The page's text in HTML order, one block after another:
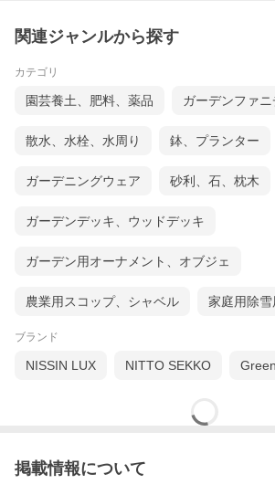
関連ジャンルから探す
カテゴリ
園芸養土、肥料、薬品 ガーデンファニ
散水、水栓、水周り 鉢、プランター
ガーデニングウェア 砂利、石、枕木
ガーデンデッキ、ウッドデッキ
ガーデン用オーナメント、オブジェ
農業用スコップ、シャベル 家庭用除雪
ブランド
NISSIN LUX NITTO SEKKO
掲載情報について